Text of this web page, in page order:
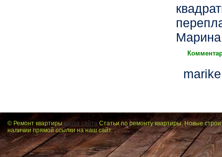
marike
© Ремонт квартирыкарта сайта Статьи по ремонту квартиры. Новые
наличии прямой ссылки на наш сайт.